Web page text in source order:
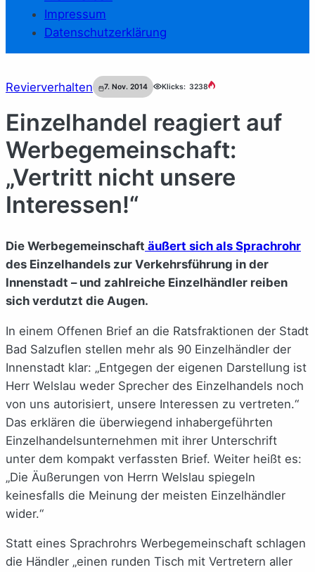
Impressum
Datenschutzerklärung
Revierverhalten 7. Nov. 2014 Klicks: 3238
Einzelhandel reagiert auf
Werbegemeinschaft:
„Vertritt nicht unsere
Interessen!“
Die Werbegemeinschaft äußert sich als Sprachrohr
des Einzelhandels zur Verkehrsführung in der
Innenstadt – und zahlreiche Einzelhändler reiben
sich verdutzt die Augen.
In einem Offenen Brief an die Ratsfraktionen der Stadt
Bad Salzuflen stellen mehr als 90 Einzelhändler der
Innenstadt klar: „Entgegen der eigenen Darstellung ist
Herr Welslau weder Sprecher des Einzelhandels noch
von uns autorisiert, unsere Interessen zu vertreten.“
Das erklären die überwiegend inhabergeführten
Einzelhandelsunternehmen mit ihrer Unterschrift
unter dem kompakt verfassten Brief. Weiter heißt es:
„Die Äußerungen von Herrn Welslau spiegeln
keinesfalls die Meinung der meisten Einzelhändler
wider.“
Statt eines Sprachrohrs Werbegemeinschaft schlagen
die Händler „einen runden Tisch mit Vertretern aller